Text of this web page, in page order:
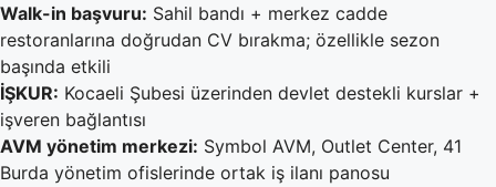
Walk-in başvuru: Sahil bandı + merkez cadde
restoranlarına doğrudan CV bırakma; özellikle sezon
başında etkili
İŞKUR: Kocaeli Şubesi üzerinden devlet destekli kurslar +
işveren bağlantısı
AVM yönetim merkezi: Symbol AVM, Outlet Center, 41
Burda yönetim ofislerinde ortak iş ilanı panosu